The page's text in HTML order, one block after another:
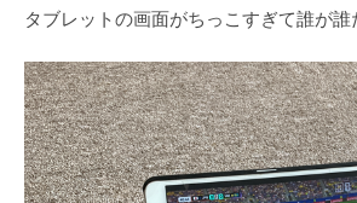
タブレットの画面がちっこすぎて誰が誰